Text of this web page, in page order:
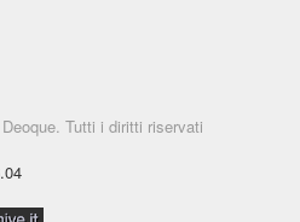
Tutti i diritti riservati